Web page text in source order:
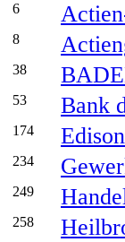
6
8
38
53 Bank
174
234
249
258